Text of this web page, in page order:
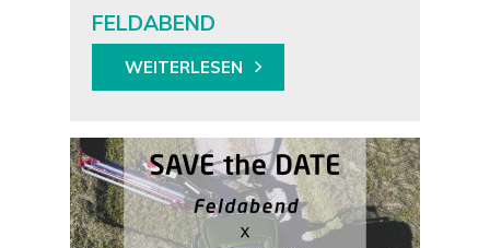
FELDABEND
WEITERLESEN